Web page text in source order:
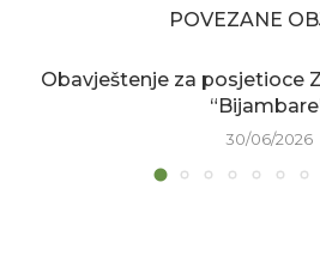
POVEZANE
Obavještenje za posjetioce
30/06/2026